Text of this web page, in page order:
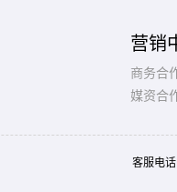
营销
商务合
媒资合
客服电